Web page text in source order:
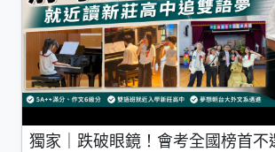
獨家｜跌破眼鏡！會考全國榜首